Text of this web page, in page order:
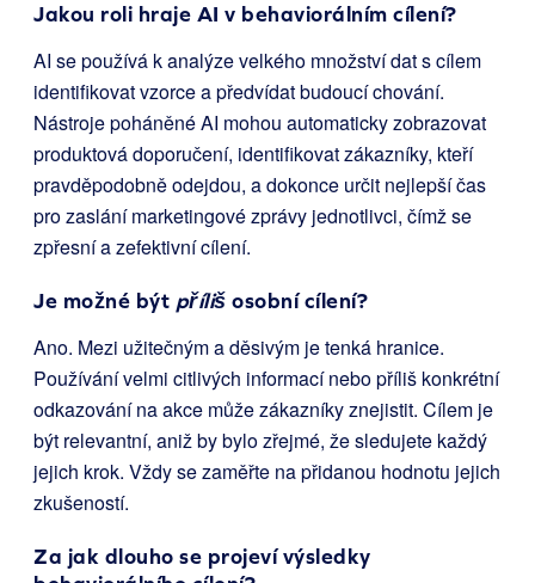
Jakou roli hraje AI v behaviorálním cílení?
AI se používá k analýze velkého množství dat s cílem
identifikovat vzorce a předvídat budoucí chování.
Nástroje poháněné AI mohou automaticky zobrazovat
produktová doporučení, identifikovat zákazníky, kteří
pravděpodobně odejdou, a dokonce určit nejlepší čas
pro zaslání marketingové zprávy jednotlivci, čímž se
zpřesní a zefektivní cílení.
Je možné být příliš osobní cílení?
Ano. Mezi užitečným a děsivým je tenká hranice.
Používání velmi citlivých informací nebo příliš konkrétní
odkazování na akce může zákazníky znejistit. Cílem je
být relevantní, aniž by bylo zřejmé, že sledujete každý
jejich krok. Vždy se zaměřte na přidanou hodnotu jejich
zkušeností.
Za jak dlouho se projeví výsledky